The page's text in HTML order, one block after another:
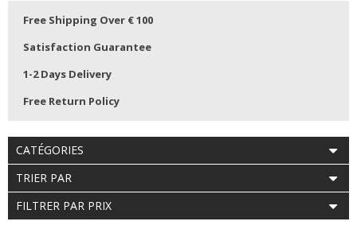
Free Shipping Over € 100
Satisfaction Guarantee
1-2 Days Delivery
Free Return Policy
CATÉGORIES
TRIER PAR
FILTRER PAR PRIX